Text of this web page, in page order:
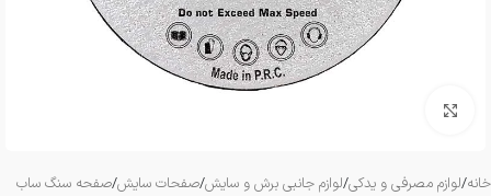
خانه/لوازم مصرفی و یدکی/لوازم جانبی برش و سایش/صفحات سایش/صفحه سنگ ساب